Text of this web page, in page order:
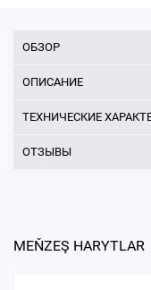
ОБЗОР
ОПИСАНИЕ
ТЕХНИЧЕСКИЕ
ОТЗЫВЫ
MEŇZEŞ HARYTLAR